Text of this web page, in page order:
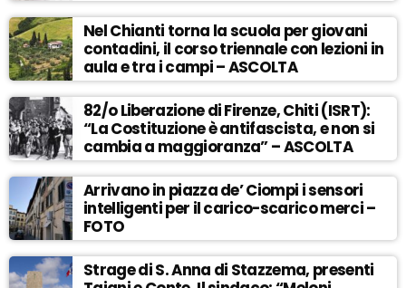
Nel Chianti torna la scuola per giovani
contadini, il corso triennale con lezioni in
aula e tra i campi – ASCOLTA
82/o Liberazione di Firenze, Chiti (ISRT):
“La Costituzione è antifascista, e non si
cambia a maggioranza” – ASCOLTA
Arrivano in piazza de’ Ciompi i sensori
intelligenti per il carico-scarico merci –
FOTO
Strage di S. Anna di Stazzema, presenti